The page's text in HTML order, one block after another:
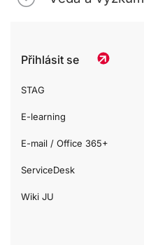
Přihlásit se
STAG
E-learning
E-mail / Office 365+
ServiceDesk
Wiki JU